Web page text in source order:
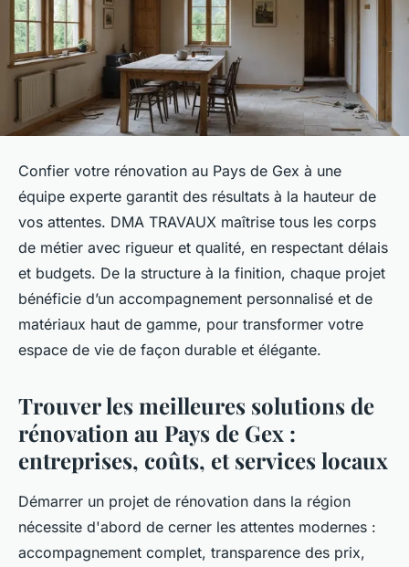
Confier votre rénovation au Pays de Gex à une
équipe experte garantit des résultats à la hauteur de
vos attentes. DMA TRAVAUX maîtrise tous les corps
de métier avec rigueur et qualité, en respectant délais
et budgets. De la structure à la finition, chaque projet
bénéficie d’un accompagnement personnalisé et de
matériaux haut de gamme, pour transformer votre
espace de vie de façon durable et élégante.
Trouver les meilleures solutions de
rénovation au Pays de Gex :
entreprises, coûts, et services locaux
Démarrer un projet de rénovation dans la région
nécessite d'abord de cerner les attentes modernes :
accompagnement complet, transparence des prix,